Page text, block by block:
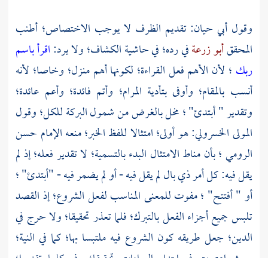
وقول أبي حيان:تقديم الظرف لا يوجب الاختصاص؛ أطنب
المحققأبو زرعةفي رده؛ في حاشية الكشاف؛ ولا يرد:اقرأ باسم
ربك ؛ لأن الأهم فعل القراءة؛ لكونها أهم منزل؛ وخاصا؛ لأنه
أنسب بالمقام؛ وأوفى بتأدية المرام؛ وأتم فائدة؛ وأعم عائدة؛
وتقدير " أبتدئ" ؛ مخل بالغرض من شمول البركة للكل؛ وقول
المولى الخسرولي:هو أولى؛ امتثالا للفظ الخبر؛ منعه الإمام حسن
الرومي؛ بأن مناط الامتثال البدء بالتسمية؛ لا تقدير فعله؛ إذ لم
يقل فيه: كل أمر ذي بال لم يقل فيه - أو لم يضمر فيه - "أبتدئ" ؛
أو " أفتتح" ؛ مفوت للمعنى المناسب لفعل الشروع؛ إذ القصد
تلبس جميع أجزاء الفعل بالتبرك؛ فلما تعذر تحقيقا؛ ولا حرج في
الدين؛ جعل طريقه كون الشروع فيه ملتبسا بها؛ كما في النية؛